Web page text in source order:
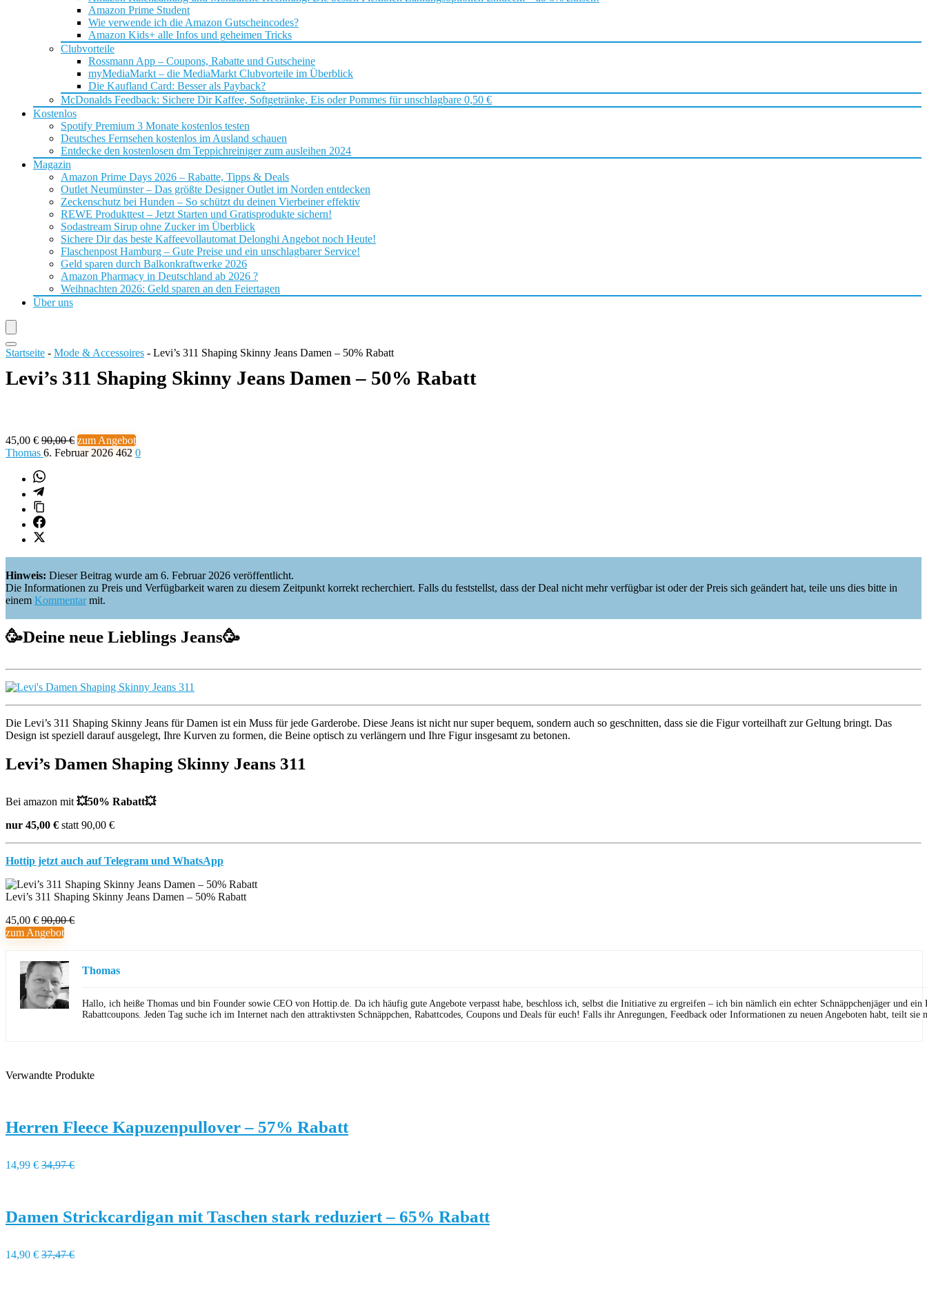
Amazon Prime Student
Wie verwende ich die Amazon Gutscheincodes?
Amazon Kids+ alle Infos und geheimen Tricks
Clubvorteile
Rossmann App – Coupons, Rabatte und Gutscheine
myMediaMarkt – die MediaMarkt Clubvorteile im Überblick
Die Kaufland Card: Besser als Payback?
McDonalds Feedback: Sichere Dir Kaffee, Softgetränke, Eis oder Pommes für unschlagbare 0,50 €
Kostenlos
Spotify Premium 3 Monate kostenlos testen
Deutsches Fernsehen kostenlos im Ausland schauen
Entdecke den kostenlosen dm Teppichreiniger zum ausleihen 2024
Magazin
Amazon Prime Days 2026 – Rabatte, Tipps & Deals
Outlet Neumünster – Das größte Designer Outlet im Norden entdecken
Zeckenschutz bei Hunden – So schützt du deinen Vierbeiner effektiv
REWE Produkttest – Jetzt Starten und Gratisprodukte sichern!
Sodastream Sirup ohne Zucker im Überblick
Sichere Dir das beste Kaffeevollautomat Delonghi Angebot noch Heute!
Flaschenpost Hamburg – Gute Preise und ein unschlagbarer Service!
Geld sparen durch Balkonkraftwerke 2026
Amazon Pharmacy in Deutschland ab 2026 ?
Weihnachten 2026: Geld sparen an den Feiertagen
Über uns
Startseite - Mode & Accessoires - Levi’s 311 Shaping Skinny Jeans Damen – 50% Rabatt
Levi’s 311 Shaping Skinny Jeans Damen – 50% Rabatt
45,00 € 90,00 € zum Angebot
Thomas 6. Februar 2026 462 0
Hinweis: Dieser Beitrag wurde am 6. Februar 2026 veröffentlicht.
Die Informationen zu Preis und Verfügbarkeit waren zu diesem Zeitpunkt korrekt recherchiert. Falls du feststellst, dass der Deal nicht mehr verfügbar ist oder der Preis sich geändert hat, teile uns dies bitte in
einem Kommentarmit.
🥳Deine neue Lieblings Jeans🥳
Die Levi’s 311 Shaping Skinny Jeans für Damen ist ein Muss für jede Garderobe. Diese Jeans ist nicht nur super bequem, sondern auch so geschnitten, dass sie die Figur vorteilhaft zur Geltung bringt. Das
Design ist speziell darauf ausgelegt, Ihre Kurven zu formen, die Beine optisch zu verlängern und Ihre Figur insgesamt zu betonen.
Levi’s Damen Shaping Skinny Jeans 311
Bei amazon mit 💥50% Rabatt💥
nur 45,00 € statt 90,00 €
Hottip jetzt auch auf Telegram und WhatsApp
Levi’s 311 Shaping Skinny Jeans Damen – 50% Rabatt
45,00 € 90,00 €
zum Angebot
Thomas
Hallo, ich heiße Thomas und bin Founder sowie CEO von Hottip.de. Da ich häufig gute Angebote verpasst habe, beschloss ich, selbst die Initiative zu ergreifen – ich bin nämlich ein echter Schnäppchenjäger und ein
Rabattcoupons. Jeden Tag suche ich im Internet nach den attraktivsten Schnäppchen, Rabattcodes, Coupons und Deals für euch! Falls ihr Anregungen, Feedback oder Informationen zu neuen Angeboten habt, teilt
Verwandte Produkte
Herren Fleece Kapuzenpullover – 57% Rabatt
14,99 € 34,97 €
Damen Strickcardigan mit Taschen stark reduziert – 65% Rabatt
14,90 € 37,47 €